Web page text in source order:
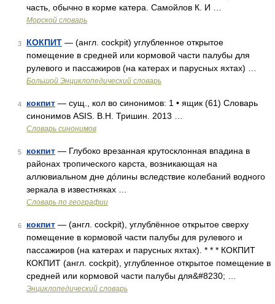
часть, обычно в корме катера. Самойлов К. И …
Морской словарь
3 КОКПИТ — (англ. cockpit) углубленное открытое
помещение в средней или кормовой части палубы для
рулевого и пассажиров (на катерах и парусных яхтах) …
Большой Энциклопедический словарь
4 кокпит — сущ., кол во синонимов: 1 • ящик (61) Словарь
синонимов ASIS. В.Н. Тришин. 2013 …
Словарь синонимов
5 кокпит — Глубоко врезанная крутосклонная впадина в
районах тропического карста, возникающая на
аллювиальном дне дóлины вследствие колебаний водного
зеркала в известняках …
Словарь по географии
6 кокпит — (англ. cockpit), углублённое открытое сверху
помещение в кормовой части палубы для рулевого и
пассажиров (на катерах и парусных яхтах). * * * КОКПИТ
КОКПИТ (англ. cockpit), углубленное открытое помещение в
средней или кормовой части палубы для&#8230; …
Энциклопедический словарь